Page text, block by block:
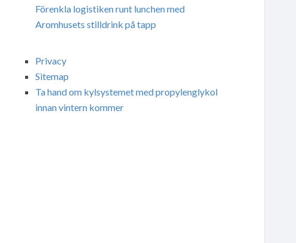
Förenkla logistiken runt lunchen med
Aromhusets stilldrink på tapp
Privacy
Sitemap
Ta hand om kylsystemet med propylenglykol
innan vintern kommer